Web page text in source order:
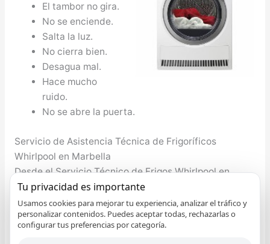
El tambor no gira.
No se enciende.
Salta la luz.
No cierra bien.
Desagua mal.
Hace mucho
ruido.
No se abre la puerta.
Servicio de Asistencia Técnica de Frigoríficos
Whirlpool en Marbella
Desde el Servicio Técnico de Frigos Whirlpool en
Marbella notificamos que no debe preocuparse si
tiene algún inconveniente con su nevera Whirlpool, el
compresor de la nevera no funciona, le falta gas al
compresor, no enfría adecuadamente, etcétera
Tu privacidad es importante
Usamos cookies para mejorar tu experiencia, analizar el tráfico y
personalizar contenidos. Puedes aceptar todas, rechazarlas o
configurar tus preferencias por categoría.